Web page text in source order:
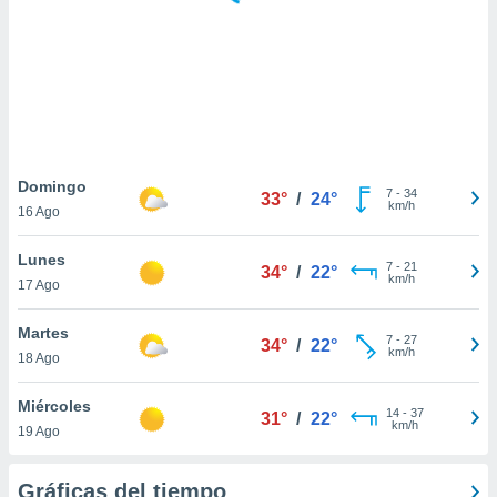
similares
como
sitio
de
traten tus
en
interés
su
Domingo
16 Ago
33° / 24° 7- 34
km/h
Lunes
17 Ago
34° / 22° 7- 21
km/h
Martes
18 Ago
34° / 22° 7- 27
km/h
Miércoles
19 Ago
31° / 22° 14- 37
km/h
Gráficas del tiempo